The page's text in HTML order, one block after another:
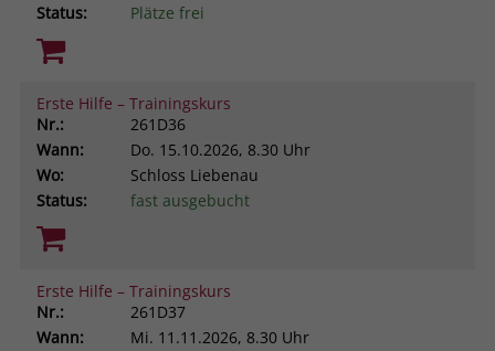
Status:
Plätze frei
Erste Hilfe – Trainingskurs
Nr.:
261D36
Wann:
Do. 15.10.2026, 8.30 Uhr
Wo:
Schloss Liebenau
Status:
fast ausgebucht
Erste Hilfe – Trainingskurs
Nr.:
261D37
Wann:
Mi. 11.11.2026, 8.30 Uhr